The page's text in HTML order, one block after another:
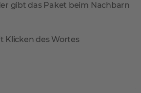
gibt das Paket beim Nachbarn
Klicken des Wortes